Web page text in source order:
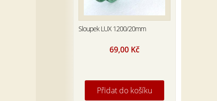
Sloupek LUX 1200/20mm
69,00 Kč
Přidat do košíku